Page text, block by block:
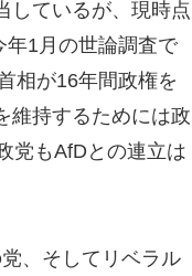
しているが、現時点
1月の世論調査で
相が16年間政権を
維持するためには政
党もAfDとの連立は
、そしてリベラル